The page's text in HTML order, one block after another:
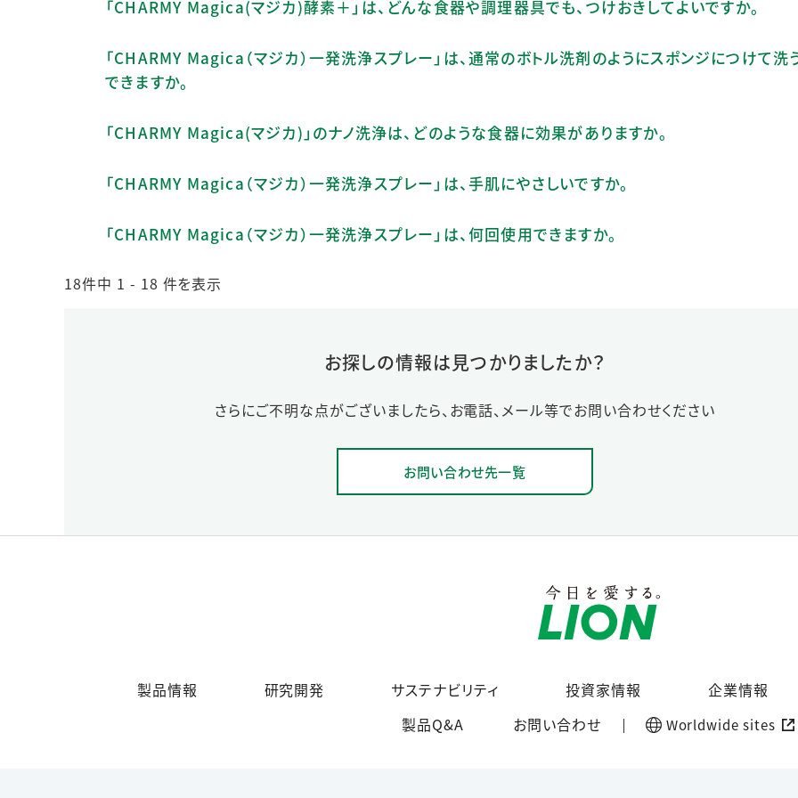
「CHARMY Magica(マジカ)酵素＋」は、どんな食器や調理器具でも、つけおきしてよいですか。
「CHARMY Magica（マジカ）一発洗浄スプレー」は、通常のボトル洗剤のようにスポンジにつけて洗
できますか。
「CHARMY Magica(マジカ)」のナノ洗浄は、どのような食器に効果がありますか。
「CHARMY Magica（マジカ）一発洗浄スプレー」は、手肌にやさしいですか。
「CHARMY Magica（マジカ）一発洗浄スプレー」は、何回使用できますか。
18件中 1 - 18 件を表示
お探しの情報は見つかりましたか？
さらにご不明な点がございましたら、お電話、メール等でお問い合わせください
お問い合わせ先一覧
製品情報 研究開発 サステナビリティ 投資家情報
企業情報
製品Q&A
お問い合わせ Worldwide sites